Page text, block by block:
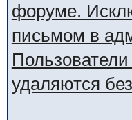
форуме.
письмом в
удаляются